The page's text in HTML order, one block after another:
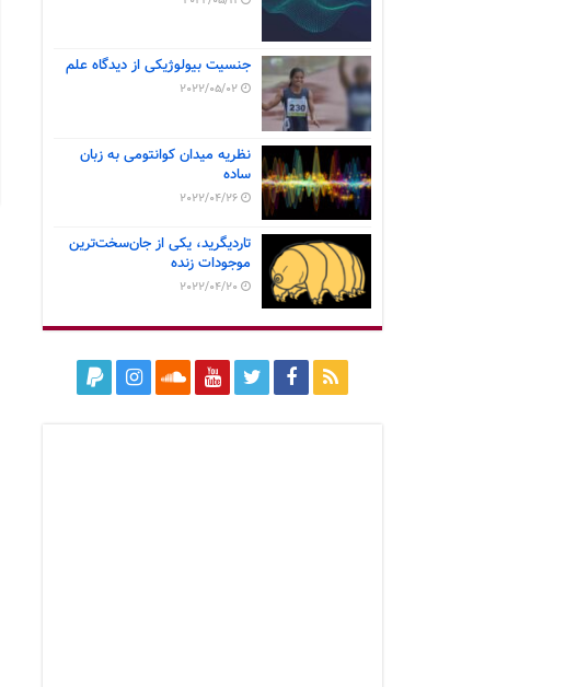
جنسیت بیولوژیکی از دیدگاه علم
2022/05/02
نظریه میدان کوانتومی به زبان
ساده
2022/04/26
تاردیگرید، یکی از جان‌سخت‌ترین
موجودات زنده
2022/04/20